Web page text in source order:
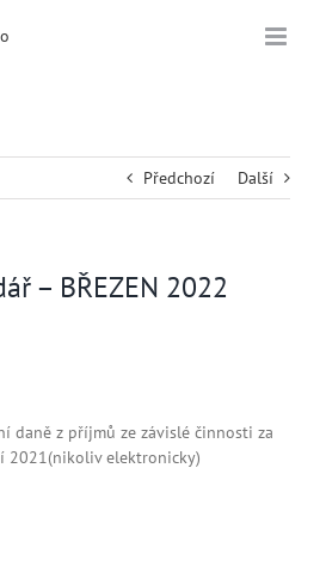
Předchozí Další
– BŘEZEN 2022
daně z příjmů ze závislé činnosti za
2021(nikoliv elektronicky)